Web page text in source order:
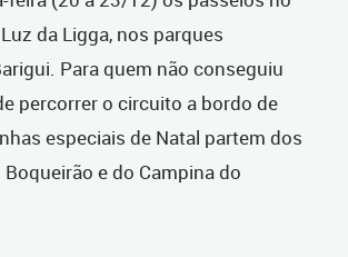
da Ligga, nos parques
Para quem não conseguiu
percorrer o circuito a bordo de
especiais de Natal partem dos
e do Campina do